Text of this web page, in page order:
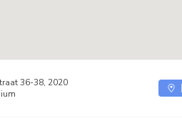
36-38, 2020